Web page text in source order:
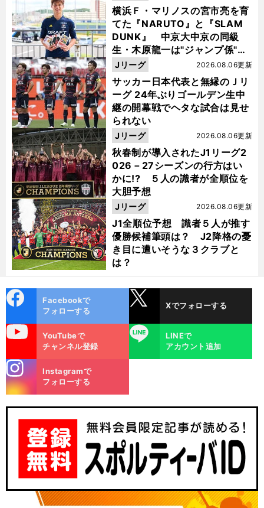
横浜Ｆ・マリノスの宮市亮を育
てた『NARUTO』と『SLAM
DUNK』 中京大中京の同級
生・木原龍一は"ジャンプ係"だ
った
サッカー日本代表と無縁のＪリ
ーグ 24年ぶりゴールデン生中
継の開幕戦でヘタな試合は見せ
られない
2026.08.06更新
Jリーグ
秋春制が導入されたJ1リーグ2
026－27シーズンの行方はい
かに!? ５人の識者が全順位を
大胆予想
2026.08.06更新
Jリーグ
J1全順位予想 識者５人が推す
優勝候補筆頭は？ J2降格の憂
き目に遭いそうな３クラブと
は？
2026.08.06更新
Jリーグ
ok
Facebookで
フォローする
Xでフォローする
YouTubeで
チャンネル登録
LINE
LINEで
アカウント追加
m
Instagramで
フォローする